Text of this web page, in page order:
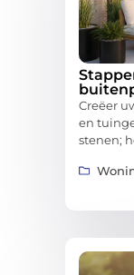
Creëer
en
stenen;